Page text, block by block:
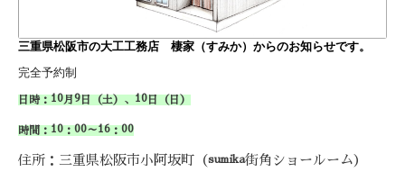
三重県松阪市の大工工務店 棲家（すみか）からのお知らせです。
完全予約制
日時： 10月9 日（土）、 10 日（日）
時間： 10 ： 00～16 ： 00
住所：三重県松阪市小阿坂町（sumika街角ショールーム）